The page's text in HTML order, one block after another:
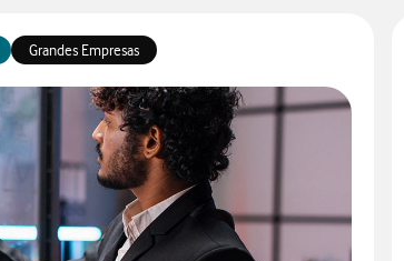
Grandes Empresas